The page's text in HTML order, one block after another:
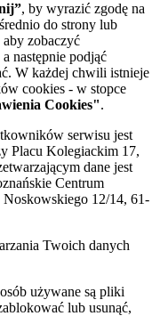
, by wyrazić zgodę na
do strony lub
aby zobaczyć
następnie podjąć
W każdej chwili istnieje
cookies - w stopce
Cookies".
serwisu jest
Placu Kolegiackim 17,
dane jest
Centrum
12/14, 61-
Twoich danych
używane są pliki
lub usunąć,